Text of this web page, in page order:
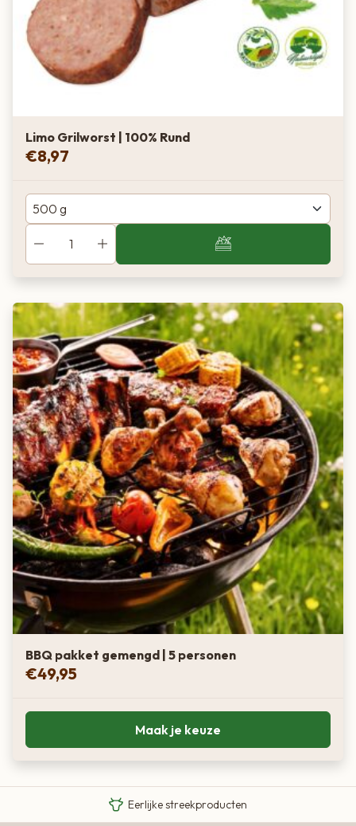
Limo Grilworst | 100% Rund
€8,97
BBQ pakket gemengd | 5 personen
€49,95
Maak je keuze
Eigen Limousin runderen
Eerlijke streekproducten